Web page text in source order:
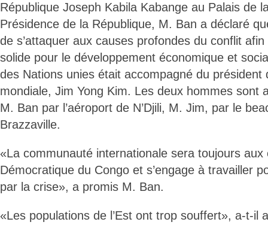
République Joseph Kabila Kabange au Palais de
Présidence de la République, M. Ban a déclaré
de s’attaquer aux causes profondes du conflit
solide pour le développement économique et
des Nations unies était accompagné du président
mondiale, Jim Yong Kim. Les deux hommes sont
M. Ban par l’aéroport de N’Djili, M. Jim, par le
Brazzaville.
«La communauté internationale sera toujours aux
Démocratique du Congo et s’engage à travailler
par la crise», a promis M. Ban.
«Les populations de l’Est ont trop souffert», a-t-il